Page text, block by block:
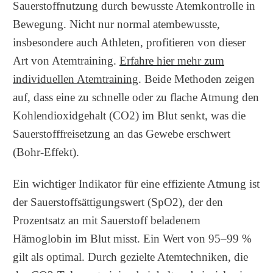
Sauerstoffnutzung durch bewusste Atemkontrolle in
Bewegung. Nicht nur normal atembewusste,
insbesondere auch Athleten, profitieren von dieser
Art von Atemtraining. Erfahre hier mehr zum
individuellen Atemtraining. Beide Methoden zeigen
auf, dass eine zu schnelle oder zu flache Atmung den
Kohlendioxidgehalt (CO2) im Blut senkt, was die
Sauerstofffreisetzung an das Gewebe erschwert
(Bohr-Effekt).
Ein wichtiger Indikator für eine effiziente Atmung ist
der Sauerstoffsättigungswert (SpO2), der den
Prozentsatz an mit Sauerstoff beladenem
Hämoglobin im Blut misst. Ein Wert von 95–99 %
gilt als optimal. Durch gezielte Atemtechniken, die